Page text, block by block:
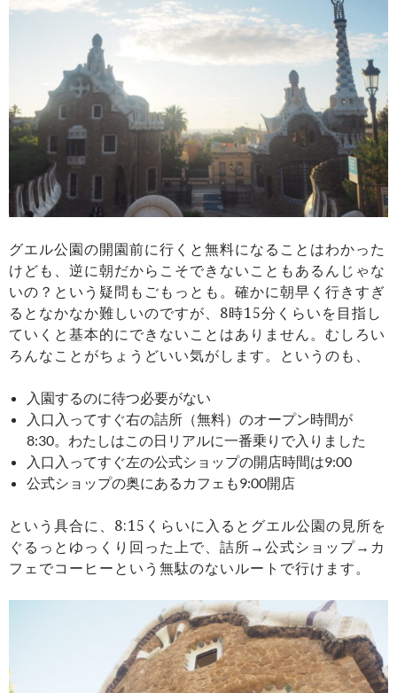
グエル公園の開園前に行くと無料になることはわかった
けども、逆に朝だからこそできないこともあるんじゃな
いの？という疑問もごもっとも。確かに朝早く行きすぎ
るとなかなか難しいのですが、8時15分くらいを目指し
ていくと基本的にできないことはありません。むしろい
ろんなことがちょうどいい気がします。というのも、
入園するのに待つ必要がない
入口入ってすぐ右の詰所（無料）のオープン時間が
8:30。わたしはこの日リアルに一番乗りで入りました
入口入ってすぐ左の公式ショップの開店時間は9:00
公式ショップの奥にあるカフェも9:00開店
という具合に、8:15くらいに入るとグエル公園の見所を
ぐるっとゆっくり回った上で、詰所→公式ショップ→カ
フェでコーヒーという無駄のないルートで行けます。